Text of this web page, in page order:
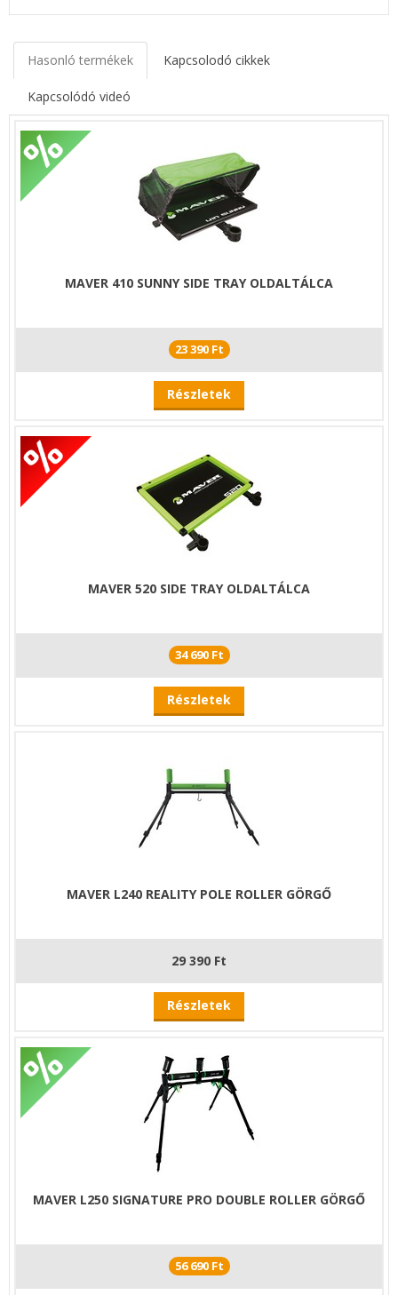
Hasonló termékek Kapcsolodó cikkek
Kapcsolódó videó
MAVER 410 SUNNY SIDE TRAY OLDALTÁLCA
23 390 Ft
Részletek
MAVER 520 SIDE TRAY OLDALTÁLCA
34 690 Ft
Részletek
MAVER L240 REALITY POLE ROLLER GÖRGŐ
29 390 Ft
Részletek
MAVER L250 SIGNATURE PRO DOUBLE ROLLER GÖRGŐ
56 690 Ft